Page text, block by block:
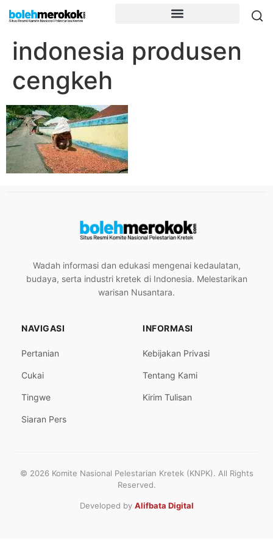
indonesia produsen
cengkeh
Wadah informasi dan edukasi mengenai kedaulatan,
budaya, serta industri kretek di Indonesia. Melestarikan
warisan Nusantara.
NAVIGASI
Pertanian
Cukai
Tingwe
Siaran Pers
INFORMASI
Kebijakan Privasi
Tentang Kami
Kirim Tulisan
© 2026 Komite Nasional Pelestarian Kretek (KNPK). All Rights
Reserved.
Developed by Alifbata Digital